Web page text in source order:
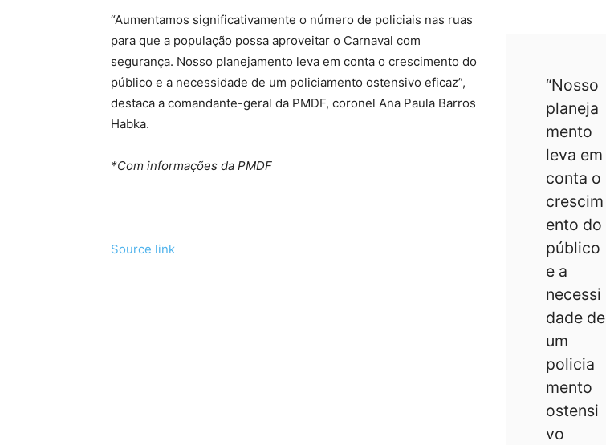
“Nosso
planeja
mento
leva em
conta o
crescim
ento do
público
e a
necessi
dade de
um
policia
mento
ostensi
vo
“Aumentamos significativamente o número de policiais nas ruas
para que a população possa aproveitar o Carnaval com
segurança. Nosso planejamento leva em conta o crescimento do
público e a necessidade de um policiamento ostensivo eficaz”,
destaca a comandante-geral da PMDF, coronel Ana Paula Barros
Habka.
*Com informações da PMDF
Source link